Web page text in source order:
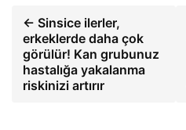
← Sinsice ilerler,
erkeklerde daha çok
görülür! Kan grubunuz
hastalığa yakalanma
riskinizi artırır